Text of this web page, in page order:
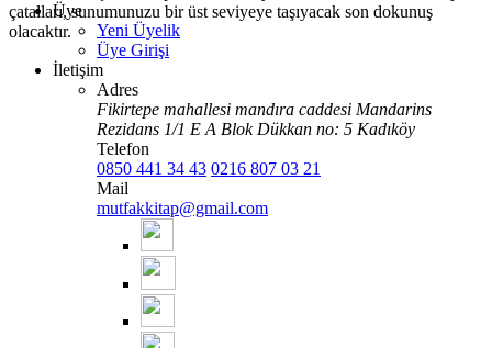
çatalları, sunumunuzu bir üst seviyeye taşıyacak son dokunuş
olacaktır.
Üye
Yeni Üyelik
Üye Girişi
İletişim
Adres
Fikirtepe mahallesi mandıra caddesi Mandarins
Rezidans 1/1 E A Blok Dükkan no: 5 Kadıköy
Telefon
0850 441 34 43 0216 807 03 21
Mail
mutfakkitap@gmail.com